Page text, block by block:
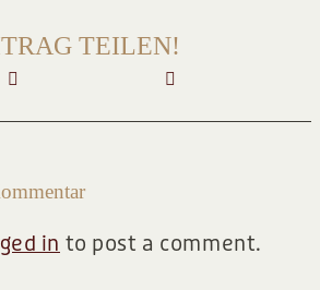
TEILEN!
in to post a comment.